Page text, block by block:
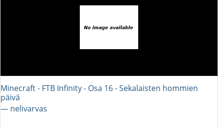
Minecraft - FTB Infinity - Osa 16 - Sekalaisten hommien
päivä
― nelivarvas